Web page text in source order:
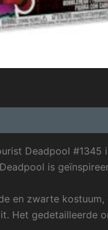
Deadpool
is
en zwarte
Het gedetailleerde